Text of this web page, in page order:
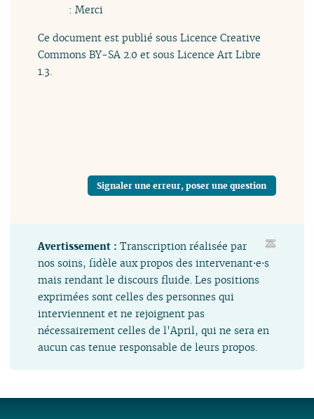
: Merci
Ce document est publié sous Licence Creative
Commons BY-SA 2.0 et sous Licence Art Libre
1.3.
Signaler une erreur, poser une question
Avertissement :Transcription réalisée par
nos soins, fidèle aux propos des intervenant⋅e⋅s
mais rendant le discours fluide. Les positions
exprimées sont celles des personnes qui
interviennent et ne rejoignent pas
nécessairement celles de l'April, qui ne sera en
aucun cas tenue responsable de leurs propos.